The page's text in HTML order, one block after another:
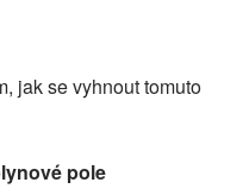
jak se vyhnout tomuto
pole